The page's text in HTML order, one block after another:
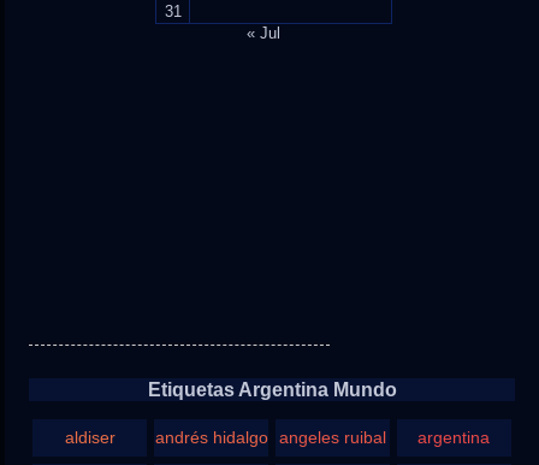
31
« Jul
Etiquetas Argentina Mundo
aldiser andrés hidalgo angeles ruibal argentina